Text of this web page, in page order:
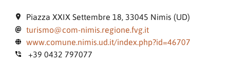
Piazza XXIX Settembre 18, 33045 Nimis (UD)
turismo@com-nimis.regione.fvg.it
www.comune.nimis.ud.it/index.php?id=46707
+39 0432 797077